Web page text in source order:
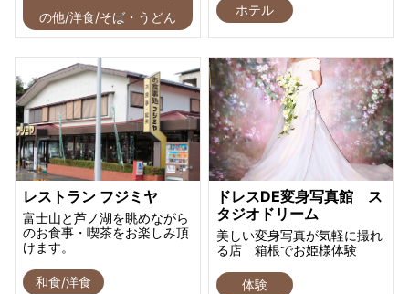
の他/洋食/そば・うどん
ホテル
レストラン フジミヤ
富士山と芦ノ湖を眺めながら
のお食事・喫茶をお楽しみ頂
けます。
和食/洋食
ドレスDE変身写真館 ス
タジオドリーム
美しい変身写真が気軽に撮れ
る店 箱根でお姫様体験
体験